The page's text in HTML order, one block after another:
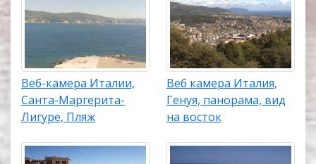
Веб-камера Италии,
Санта-Маргерита-
Лигуре, Пляж
Веб камера Италия,
Генуя, панорама, вид
на восток